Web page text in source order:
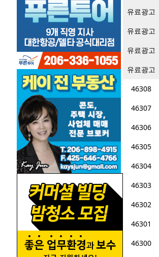
유료광고
유료광고
유료광고
유료광고
46308
46307
46306
46305
46304
46303
46302
46301
46300